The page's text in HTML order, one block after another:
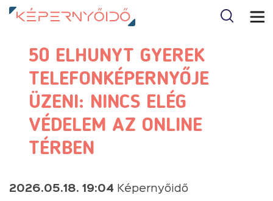
50 ELHUNYT GYEREK
TELEFONKÉPERNYŐJE
ÜZENI: NINCS ELÉG
VÉDELEM AZ ONLINE
TÉRBEN
2026.05.18. 19:04 Képernyőidő